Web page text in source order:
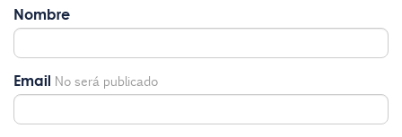
Nombre
Email No será publicado